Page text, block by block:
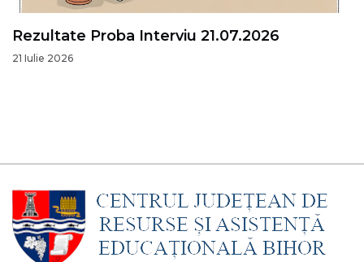
Rezultate Proba Interviu 21.07.2026
21 Iulie 2026